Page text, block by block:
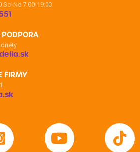
So-Ne 7:00-19:00
FIRMY